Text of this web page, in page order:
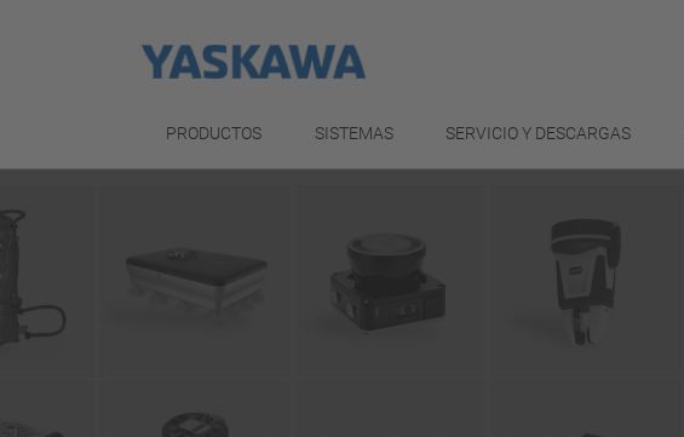
PRODUCTOS SISTEMAS SERVICIO Y DESCARGAS